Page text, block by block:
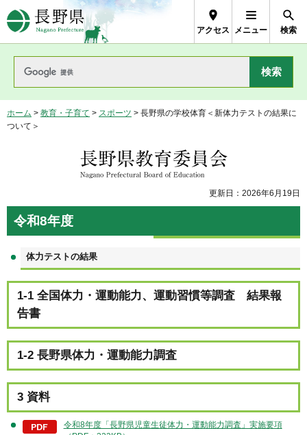
長野県Nagano Prefecture
アクセス メニュー 検索
ホーム > 教育・子育て > スポーツ > 長野県の学校体育＜新体力テストの結果に
ついて＞
長野県教育委員会
更新日：2026年6月19日
令和8年度
体力テストの結果
1-1 全国体力・運動能力、運動習慣等調査 結果報
告書
1-2 長野県体力・運動能力調査
3 資料
令和8年度「長野県児童生徒体力・運動能力調査」実施要項